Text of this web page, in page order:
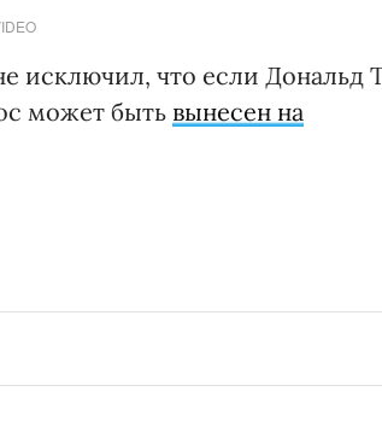
исключил, что если Дональд
может быть вынесен на